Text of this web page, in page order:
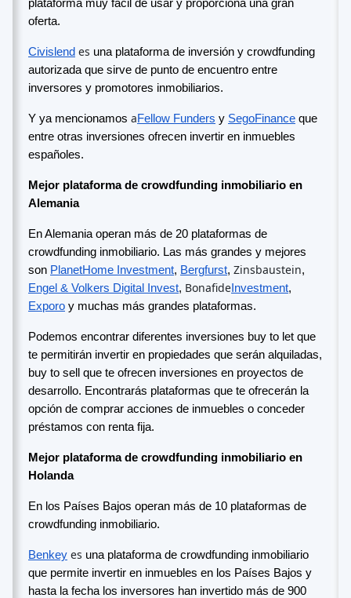
plataforma muy fácil de usar y proporciona una gran
oferta.
Civislend es una plataforma de inversión y crowdfunding
autorizada que sirve de punto de encuentro entre
inversores y promotores inmobiliarios.
Y ya mencionamos aFellow Funders y SegoFinance que
entre otras inversiones ofrecen invertir en inmuebles
españoles.
Mejor plataforma de crowdfunding inmobiliario en
Alemania
En Alemania operan más de 20 plataformas de
crowdfunding inmobiliario. Las más grandes y mejores
son PlanetHome Investment, Bergfurst, Zinsbaustein,
Engel & Volkers Digital Invest, Bonafide Investment,
Exporo y muchas más grandes plataformas.
Podemos encontrar diferentes inversiones buy to let que
te permitirán invertir en propiedades que serán alquiladas,
buy to sell que te ofrecen inversiones en proyectos de
desarrollo. Encontrarás plataformas que te ofrecerán la
opción de comprar acciones de inmuebles o conceder
préstamos con renta fija.
Mejor plataforma de crowdfunding inmobiliario en
Holanda
En los Países Bajos operan más de 10 plataformas de
crowdfunding inmobiliario.
Benkey es una plataforma de crowdfunding inmobiliario
que permite invertir en inmuebles en los Países Bajos y
hasta la fecha los inversores han invertido más de 900